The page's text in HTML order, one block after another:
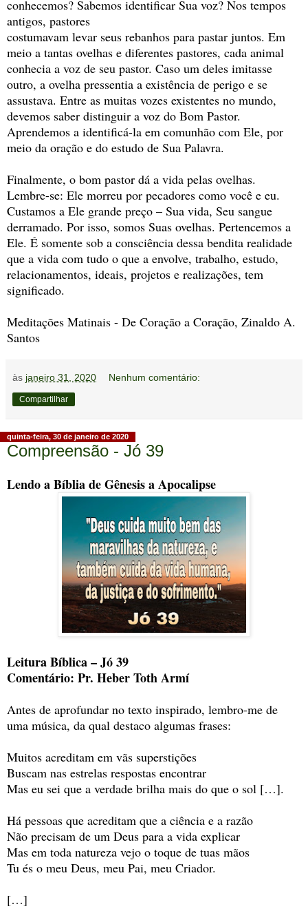
conhecemos? Sabemos identificar Sua voz? Nos tempos
antigos, pastores
costumavam levar seus rebanhos para pastar juntos. Em
meio a tantas ovelhas e diferentes pastores, cada animal
conhecia a voz de seu pastor. Caso um deles imitasse
outro, a ovelha pressentia a existência de perigo e se
assustava. Entre as muitas vozes existentes no mundo,
devemos saber distinguir a voz do Bom Pastor.
Aprendemos a identificá-la em comunhão com Ele, por
meio da oração e do estudo de Sua Palavra.
Finalmente, o bom pastor dá a vida pelas ovelhas.
Lembre-se: Ele morreu por pecadores como você e eu.
Custamos a Ele grande preço – Sua vida, Seu sangue
derramado. Por isso, somos Suas ovelhas. Pertencemos a
Ele. É somente sob a consciência dessa bendita realidade
que a vida com tudo o que a envolve, trabalho, estudo,
relacionamentos, ideais, projetos e realizações, tem
significado.
Meditações Matinais - De Coração a Coração, Zinaldo A.
Santos
às janeiro 31, 2020 Nenhum comentário:
Compartilhar
quinta-feira, 30 de janeiro de 2020
Compreensão - Jó 39
Lendo a Bíblia de Gênesis a Apocalipse
Leitura Bíblica – Jó 39
Comentário: Pr. Heber Toth Armí
Antes de aprofundar no texto inspirado, lembro-me de
uma música, da qual destaco algumas frases:
Muitos acreditam em vãs superstições
Buscam nas estrelas respostas encontrar
Mas eu sei que a verdade brilha mais do que o sol […].
Há pessoas que acreditam que a ciência e a razão
Não precisam de um Deus para a vida explicar
Mas em toda natureza vejo o toque de tuas mãos
Tu és o meu Deus, meu Pai, meu Criador.
[…]